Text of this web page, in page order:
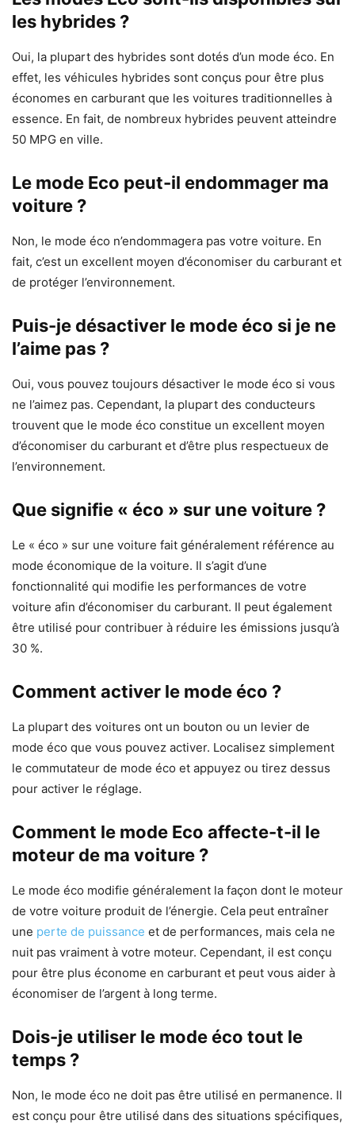
les hybrides ?
Oui, la plupart des hybrides sont dotés d’un mode éco. En
effet, les véhicules hybrides sont conçus pour être plus
économes en carburant que les voitures traditionnelles à
essence. En fait, de nombreux hybrides peuvent atteindre
50 MPG en ville.
Le mode Eco peut-il endommager ma
voiture ?
Non, le mode éco n’endommagera pas votre voiture. En
fait, c’est un excellent moyen d’économiser du carburant et
de protéger l’environnement.
Puis-je désactiver le mode éco si je ne
l’aime pas ?
Oui, vous pouvez toujours désactiver le mode éco si vous
ne l’aimez pas. Cependant, la plupart des conducteurs
trouvent que le mode éco constitue un excellent moyen
d’économiser du carburant et d’être plus respectueux de
l’environnement.
Que signifie « éco » sur une voiture ?
Le « éco » sur une voiture fait généralement référence au
mode économique de la voiture. Il s’agit d’une
fonctionnalité qui modifie les performances de votre
voiture afin d’économiser du carburant. Il peut également
être utilisé pour contribuer à réduire les émissions jusqu’à
30 %.
Comment activer le mode éco ?
La plupart des voitures ont un bouton ou un levier de
mode éco que vous pouvez activer. Localisez simplement
le commutateur de mode éco et appuyez ou tirez dessus
pour activer le réglage.
Comment le mode Eco affecte-t-il le
moteur de ma voiture ?
Le mode éco modifie généralement la façon dont le moteur
de votre voiture produit de l’énergie. Cela peut entraîner
une perte de puissance et de performances, mais cela ne
nuit pas vraiment à votre moteur. Cependant, il est conçu
pour être plus économe en carburant et peut vous aider à
économiser de l’argent à long terme.
Dois-je utiliser le mode éco tout le
temps ?
Non, le mode éco ne doit pas être utilisé en permanence. Il
est conçu pour être utilisé dans des situations spécifiques,